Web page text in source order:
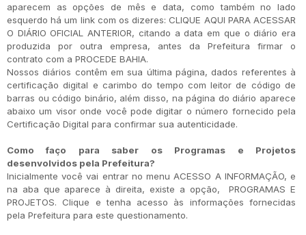
aparecem as opções de mês e data, como também no lado
esquerdo há um link com os dizeres: CLIQUE AQUI PARA ACESSAR
O DIÁRIO OFICIAL ANTERIOR, citando a data em que o diário era
produzida por outra empresa, antes da Prefeitura firmar o
contrato com a PROCEDE BAHIA.
Nossos diários contêm em sua última página, dados referentes à
certificação digital e carimbo do tempo com leitor de código de
barras ou código binário, além disso, na página do diário aparece
abaixo um visor onde você pode digitar o número fornecido pela
Certificação Digital para confirmar sua autenticidade.
Como faço para saber os Programas e Projetos
desenvolvidos pela Prefeitura?
Inicialmente você vai entrar no menu ACESSO A INFORMAÇÃO, e
na aba que aparece à direita, existe a opção, PROGRAMAS E
PROJETOS. Clique e tenha acesso às informações fornecidas
pela Prefeitura para este questionamento.